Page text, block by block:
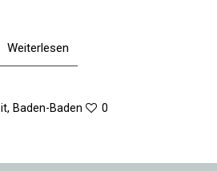
Weiterlesen
, Baden-Baden 0